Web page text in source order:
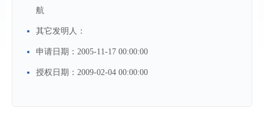
航
其它发明人：
申请日期： 2005-11-17 00:00:00
授权日期： 2009-02-04 00:00:00